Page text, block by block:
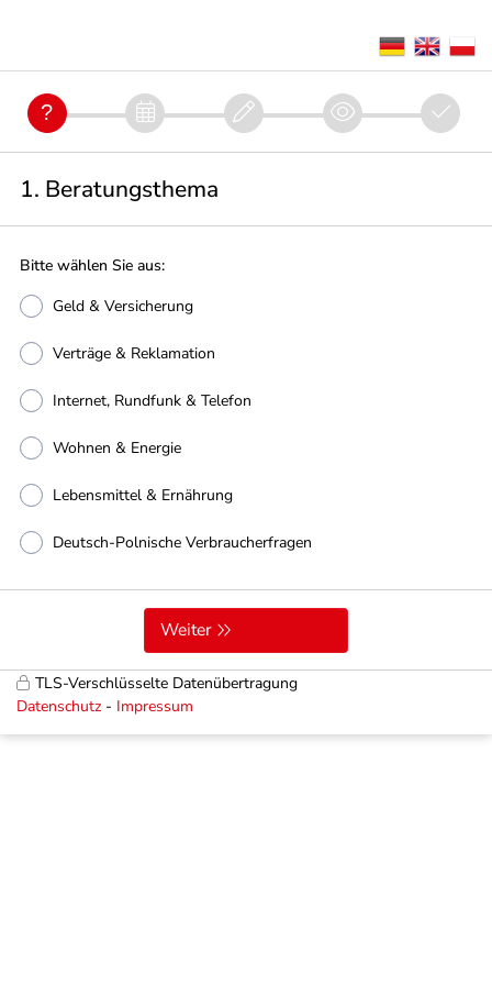
1. Beratungsthema
Bitte wählen Sie aus:
Geld & Versicherung
Verträge & Reklamation
Internet, Rundfunk & Telefon
Wohnen & Energie
Lebensmittel & Ernährung
Deutsch-Polnische Verbraucherfragen
Weiter
TLS-Verschlüsselte Datenübertragung
Datenschutz
Impressum